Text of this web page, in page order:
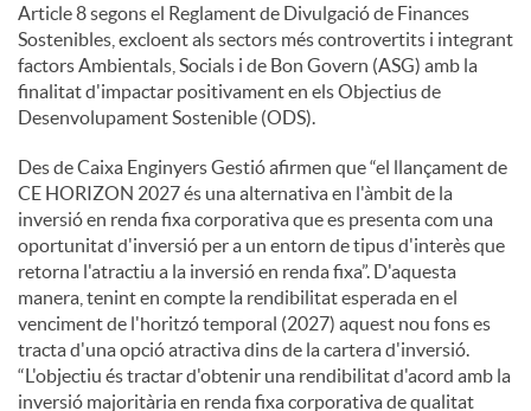
Article 8 segons el Reglament de Divulgació de Finances
Sostenibles, excloent als sectors més controvertits i integrant
factors Ambientals, Socials i de Bon Govern (ASG) amb la
finalitat d'impactar positivament en els Objectius de
Desenvolupament Sostenible (ODS).
Des de Caixa Enginyers Gestió afirmen que “el llançament de
CE HORIZON 2027 és una alternativa en l'àmbit de la
inversió en renda fixa corporativa que es presenta com una
oportunitat d'inversió per a un entorn de tipus d'interès que
retorna l'atractiu a la inversió en renda fixa”. D'aquesta
manera, tenint en compte la rendibilitat esperada en el
venciment de l'horitzó temporal (2027) aquest nou fons es
tracta d'una opció atractiva dins de la cartera d'inversió.
“L'objectiu és tractar d'obtenir una rendibilitat d'acord amb la
inversió majoritària en renda fixa corporativa de qualitat